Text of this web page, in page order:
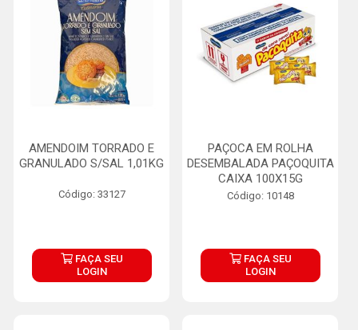
AMENDOIM TORRADO E
GRANULADO S/SAL 1,01KG
Código: 33127
FAÇA SEU
LOGIN
PAÇOCA EM ROLHA
DESEMBALADA PAÇOQUITA
CAIXA 100X15G
Código: 10148
FAÇA SEU
LOGIN